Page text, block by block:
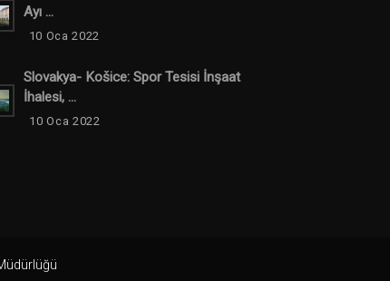
Ayı ...
10 Oca 2022
Slovakya- Košice: Spor Tesisi İnşaat
İhalesi, ...
10 Oca 2022